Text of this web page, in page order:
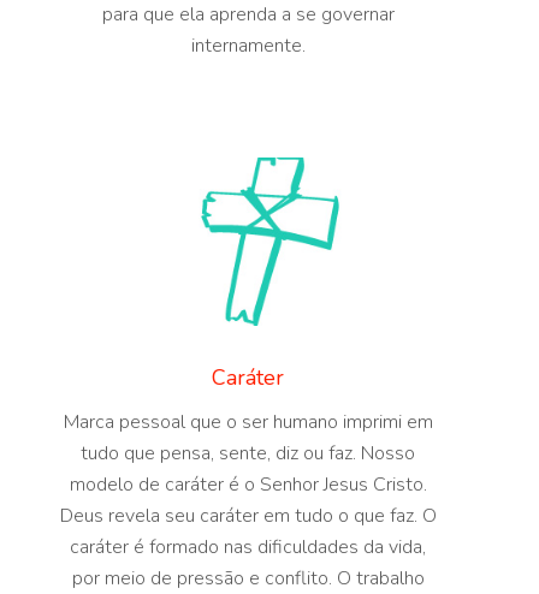
para que ela aprenda a se governar
internamente.
Caráter
Marca pessoal que o ser humano imprimi em
tudo que pensa, sente, diz ou faz. Nosso
modelo de caráter é o Senhor Jesus Cristo.
Deus revela seu caráter em tudo o que faz. O
caráter é formado nas dificuldades da vida,
por meio de pressão e conflito. O trabalho